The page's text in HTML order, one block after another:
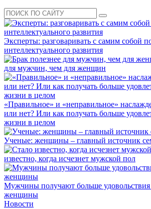
Эксперты: разговаривать с самим собой
интеллектуального развития
для мужчин, чем для женщин
«Правильное» и «неправильное»
или нет? Или как получать больше
жизни в целом
Ученые: женщины – главный источник
известно, когда исчезнет мужской пол
Мужчины получают больше
женщины
Новости